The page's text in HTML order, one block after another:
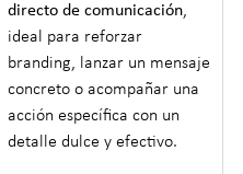
directo de comunicación,
ideal para reforzar
branding, lanzar un mensaje
concreto o acompañar una
acción específica con un
detalle dulce y efectivo.